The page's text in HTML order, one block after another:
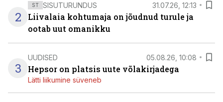
2
ST SISUTURUNDUS 31.07.26, 12:13
Liivalaia kohtumaja on jõudnud turule ja
ootab uut omanikku
3
UUDISED 05.08.26, 10:08
Hepsor on platsis uute võlakirjadega
Lätti liikumine süveneb